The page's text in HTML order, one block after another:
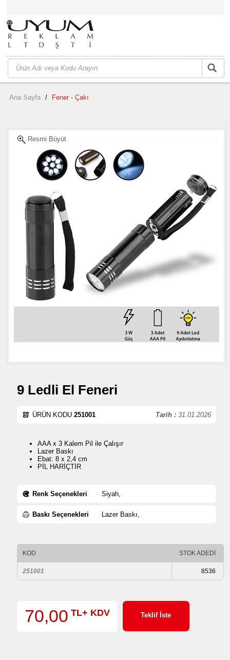
Ana Sayfa / Fener - Çakı
Resmi Büyüt
9 Ledli El Feneri
Tarih : 31.01.2026
ÜRÜN KODU 251001
AAA x 3 Kalem Pil ile Çalışır
Lazer Baskı
Ebat: 8 x 2,4 cm
PİL HARİÇTİR
Renk Seçenekleri Siyah,
Baskı Seçenekleri Lazer Baskı,
KOD STOK ADEDİ
251001 8536
70,00 TL+ KDV Teklif İste